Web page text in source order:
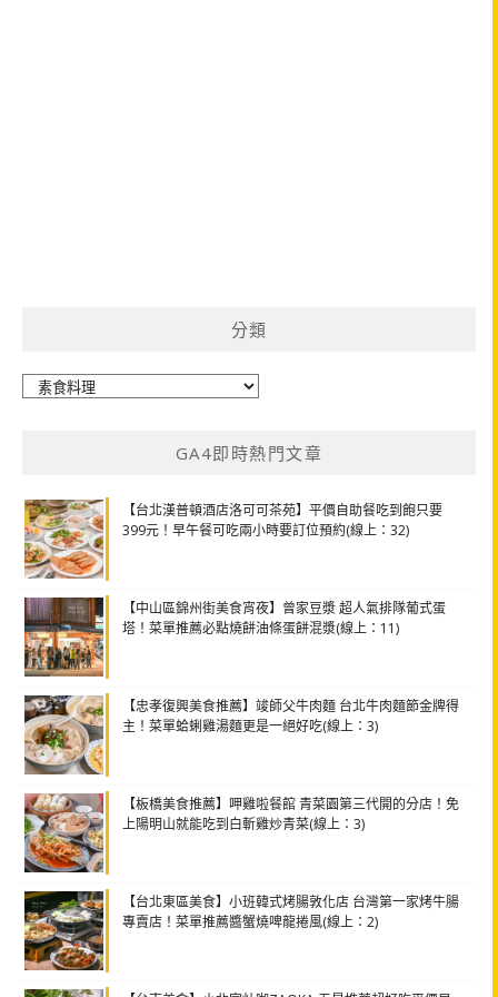
分類
GA4即時熱門文章
【台北漢普頓酒店洛可可茶苑】平價自助餐吃到飽只要
399元！早午餐可吃兩小時要訂位預約(線上：32)
【中山區錦州街美食宵夜】曾家豆漿 超人氣排隊葡式蛋
塔！菜單推薦必點燒餅油條蛋餅混漿(線上：11)
【忠孝復興美食推薦】竣師父牛肉麵 台北牛肉麵節金牌得
主！菜單蛤蜊雞湯麵更是一絕好吃(線上：3)
【板橋美食推薦】呷雞啦餐館 青菜園第三代開的分店！免
上陽明山就能吃到白斬雞炒青菜(線上：3)
【台北東區美食】小班韓式烤腸敦化店 台灣第一家烤牛腸
專賣店！菜單推薦醬蟹燒啤龍捲風(線上：2)